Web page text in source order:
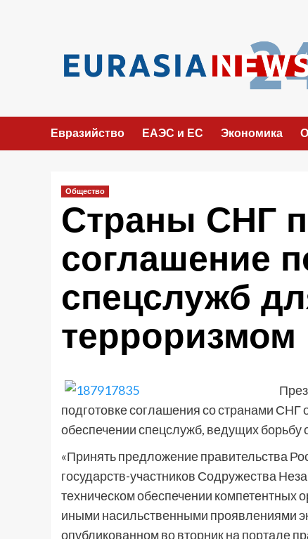
Евразийство ЕАЭС и ЕС Экономика
Общество
Страны СНГ
соглашение
спецслужб
терроризмом
подготовке соглашения со странами СНГ
обеспечении спецслужб, ведущих борьбу
«Принять предложение правительства
государств-участников Содружества
техническом обеспечении компетентных
иными насильственными проявлениями
опубликованном во вторник на портале